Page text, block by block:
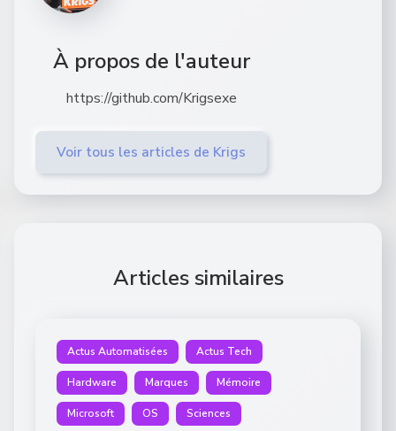
À propos de l'auteur
https://github.com/Krigsexe
Voir tous les articles de Krigs
Articles similaires
Actus Automatisées Actus Tech
Hardware Marques Mémoire
Microsoft OS Sciences